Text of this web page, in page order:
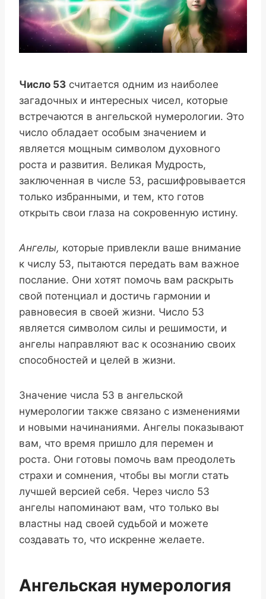
Число 53 считается одним из наиболее
загадочных и интересных чисел, которые
встречаются в ангельской нумерологии. Это
число обладает особым значением и
является мощным символом духовного
роста и развития. Великая Мудрость,
заключенная в числе 53, расшифровывается
только избранными, и тем, кто готов
открыть свои глаза на сокровенную истину.
Ангелы, которые привлекли ваше внимание
к числу 53, пытаются передать вам важное
послание. Они хотят помочь вам раскрыть
свой потенциал и достичь гармонии и
равновесия в своей жизни. Число 53
является символом силы и решимости, и
ангелы направляют вас к осознанию своих
способностей и целей в жизни.
Значение числа 53 в ангельской
нумерологии также связано с изменениями
и новыми начинаниями. Ангелы показывают
вам, что время пришло для перемен и
роста. Они готовы помочь вам преодолеть
страхи и сомнения, чтобы вы могли стать
лучшей версией себя. Через число 53
ангелы напоминают вам, что только вы
властны над своей судьбой и можете
создавать то, что искренне желаете.
Ангельская нумерология